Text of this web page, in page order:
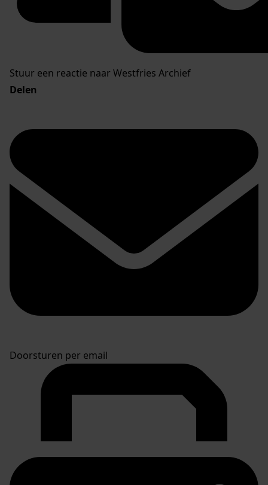
Stuur een reactie naar Westfries Archief
Delen
Doorsturen per email